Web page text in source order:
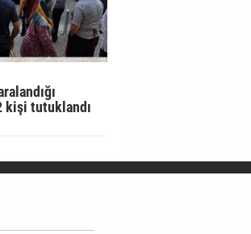
kişi tutuklandı